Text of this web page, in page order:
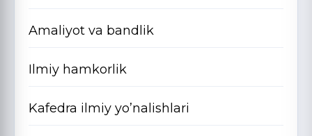
Amaliyot va bandlik
Ilmiy hamkorlik
Kafedra ilmiy yo’nalishlari